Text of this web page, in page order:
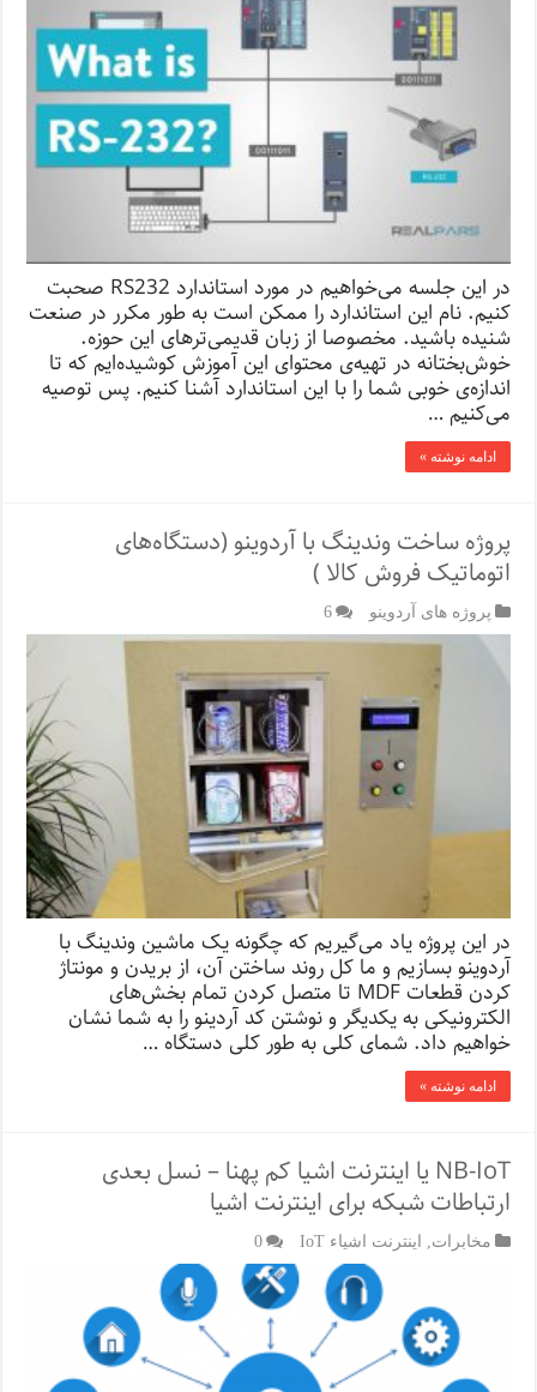
در این جلسه می‌خواهیم در مورد استاندارد RS232 صحبت
کنیم. نام این استاندارد را ممکن است به طور مکرر در صنعت
شنیده باشید. مخصوصا از زبان قدیمی‌ترهای این حوزه.
خوش‌بختانه در تهیه‌ی محتوای این آموزش کوشیده‌ایم که تا
اندازه‌ی خوبی شما را با این استاندارد آشنا کنیم. پس توصیه
می‌کنیم …
ادامه نوشته »
پروژه ساخت وندینگ با آردوینو (دستگاه‌های
اتوماتیک فروش کالا )
پروژه های آردوینو 6
در این پروژه یاد می‌­گیریم که چگونه یک ماشین وندینگ با
آردوینو بسازیم و ما کل روند ساختن آن، از بریدن و مونتاژ
کردن قطعات MDF تا متصل کردن تمام بخش‌های
الکترونیکی به یکدیگر و نوشتن کد آردینو را به شما نشان
خواهیم داد. شمای کلی به طور کلی دستگاه …
ادامه نوشته »
NB-IoT یا اینترنت اشیا کم پهنا – نسل بعدی
ارتباطات شبکه برای اینترنت اشیا
مخابرات اینترنت اشیاء IoT 0